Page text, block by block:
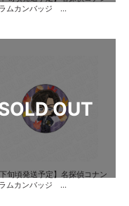
ムカンバッジ ...
下旬頃発送予定】名探偵コナン
ムカンバッジ ...